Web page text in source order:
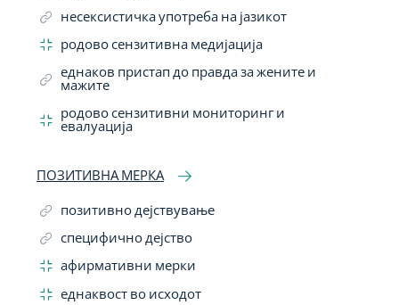
несексистичка употреба на јазикот
родово сензитивна медијација
еднаков пристап до правда за жените и
мажите
родово сензитивни мониторинг и
евалуација
ПОЗИТИВНА МЕРКА
позитивно дејствување
специфично дејство
афирмативни мерки
еднаквост во исходот